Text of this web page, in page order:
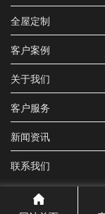
全屋定制
客户案例
关于我们
客户服务
新闻资讯
联系我们